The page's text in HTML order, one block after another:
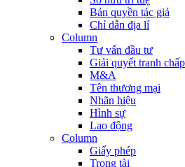
Bản quyền tác giả
Chỉ dẫn địa lí
Column
Tư vấn đầu tư
Giải quyết tranh
M&A
Tên thương mại
Nhãn hiệu
Hình sự
Lao động
Column
Giấy phép
Trọng tài